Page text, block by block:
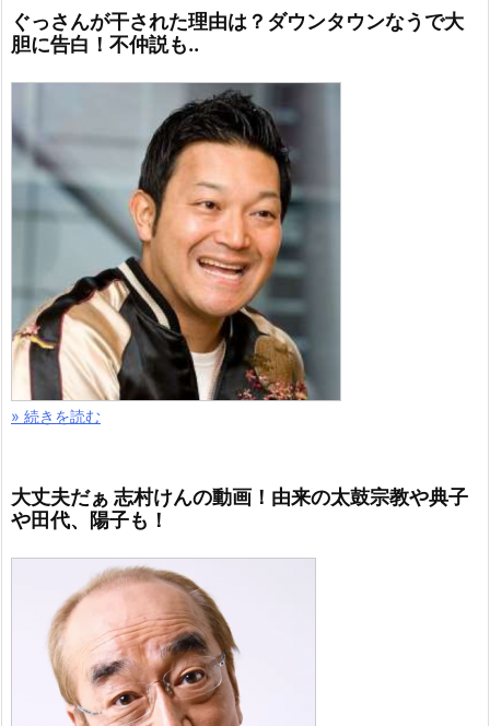
ぐっさんが干された理由は？ダウンタウンなうで大
胆に告白！不仲説も..
» 続きを読む
大丈夫だぁ 志村けんの動画！由来の太鼓宗教や典子
や田代、陽子も！